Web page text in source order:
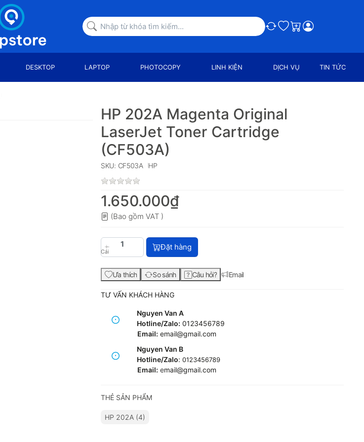
So sánh
Ưa thích
Giỏ hàng
DESKTOP LAPTOP PHOTOCOPY LINH KIỆN DỊCH VỤ TIN TỨC
HP 202A Magenta Original
LaserJet Toner Cartridge
(CF503A)
SKU: CF503A HP
1.650.000₫
(Bao gồm VAT )
Cái
HP 202A Magenta Original LaserJet Toner Cartridge
Đặt hàng
Ưa thích So sánh Câu hỏi? Email
TƯ VẤN KHÁCH HÀNG
Nguyen Van A
Hotline/Zalo: 0123456789
Email: email@gmail.com
Nguyen Van B
Hotline/Zalo: 0123456789
Email: email@gmail.com
THẺ SẢN PHẨM
HP 202A (4)